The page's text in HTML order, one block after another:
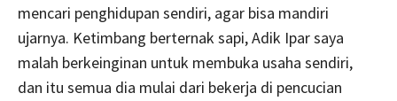
mencari penghidupan sendiri, agar bisa mandiri
ujarnya. Ketimbang berternak sapi, Adik Ipar saya
malah berkeinginan untuk membuka usaha sendiri,
dan itu semua dia mulai dari bekerja di pencucian